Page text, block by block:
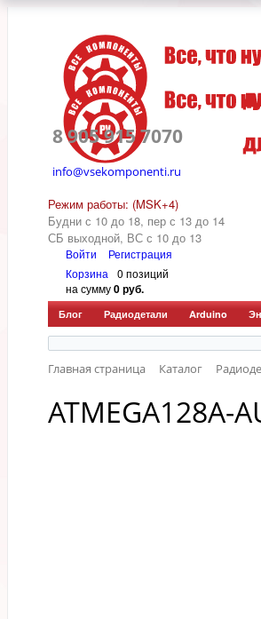
8 905 915 7070
info@vsekomponenti.ru
Режим работы: (MSK+4)
Будни с 10 до 18, пер с 13 до 14
СБ выходной, ВС с 10 до 13
Войти
Регистрация
Корзина
0 позиций
на сумму0 руб.
Блог Радиодетали Arduino
Главная страница Каталог
ATMEGA128A-